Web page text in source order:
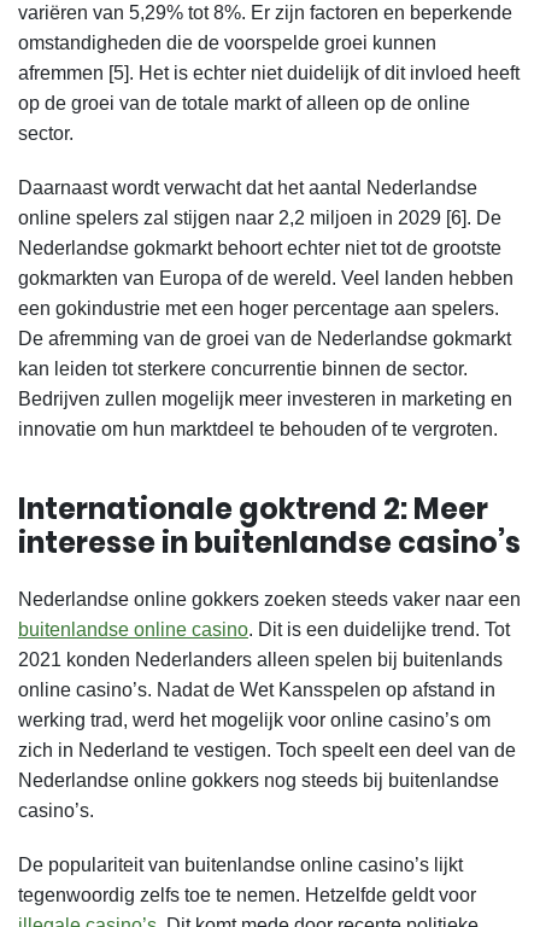
variëren van 5,29% tot 8%. Er zijn factoren en beperkende
omstandigheden die de voorspelde groei kunnen
afremmen [5]. Het is echter niet duidelijk of dit invloed heeft
op de groei van de totale markt of alleen op de online
sector.
Daarnaast wordt verwacht dat het aantal Nederlandse
online spelers zal stijgen naar 2,2 miljoen in 2029 [6]. De
Nederlandse gokmarkt behoort echter niet tot de grootste
gokmarkten van Europa of de wereld. Veel landen hebben
een gokindustrie met een hoger percentage aan spelers.
De afremming van de groei van de Nederlandse gokmarkt
kan leiden tot sterkere concurrentie binnen de sector.
Bedrijven zullen mogelijk meer investeren in marketing en
innovatie om hun marktdeel te behouden of te vergroten.
Internationale goktrend 2: Meer
interesse in buitenlandse casino’s
Nederlandse online gokkers zoeken steeds vaker naar een
buitenlandse online casino. Dit is een duidelijke trend. Tot
2021 konden Nederlanders alleen spelen bij buitenlands
online casino’s. Nadat de Wet Kansspelen op afstand in
werking trad, werd het mogelijk voor online casino’s om
zich in Nederland te vestigen. Toch speelt een deel van de
Nederlandse online gokkers nog steeds bij buitenlandse
casino’s.
De populariteit van buitenlandse online casino’s lijkt
tegenwoordig zelfs toe te nemen. Hetzelfde geldt voor